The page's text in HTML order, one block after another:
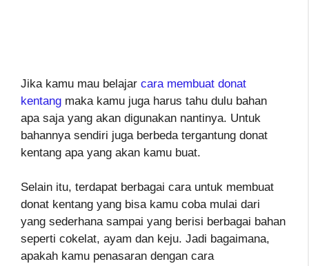
Jika kamu mau belajar cara membuat donat
kentang maka kamu juga harus tahu dulu bahan
apa saja yang akan digunakan nantinya. Untuk
bahannya sendiri juga berbeda tergantung donat
kentang apa yang akan kamu buat.
Selain itu, terdapat berbagai cara untuk membuat
donat kentang yang bisa kamu coba mulai dari
yang sederhana sampai yang berisi berbagai bahan
seperti cokelat, ayam dan keju. Jadi bagaimana,
apakah kamu penasaran dengan cara